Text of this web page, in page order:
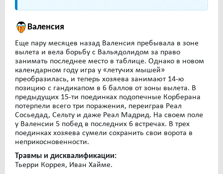
Валенсия
Еще пару месяцев назад Валенсия пребывала в зоне
вылета и вела борьбу с Вальядолидом за право
занимать последнее место в таблице. Однако в новом
календарном году игра у «летучих мышей»
преобразилась, и теперь хозяева занимают 14-ю
позицию с гандикапом в 6 баллов от зоны вылета. В
предыдущих 15-ти поединках подопечные Корберана
потерпели всего три поражения, переиграв Реал
Сосьедад, Сельту и даже Реал Мадрид. На своем поле
у Валенсии 5 побед в последних 6 встречах. В трех
поединках хозяева сумели сохранить свои ворота в
неприкосновенности.
Травмы и дисквалификации:
Тьерри Коррея, Иван Хайме.